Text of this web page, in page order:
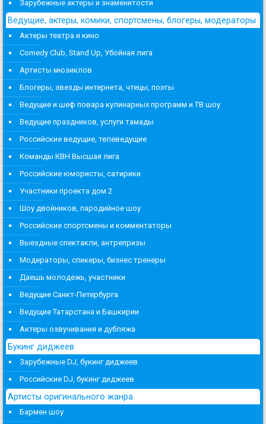
Зарубежные актеры и знаменитости
Ведущие, актеры, комики, спортсмены, блогеры, модераторы
Актеры театра и кино
Comedy Club, Stand Up, Убойная лига
Артисты мюзиклов
Блогеры, звезды интернета, чтецы, поэты
Ведущие и шеф повара кулинарных программ и ТВ шоу
Ведущие праздников, услуги тамады
Российские ведущие, телеведущие
Команды КВН Высшая лига
Российские юмористы, сатирики
Участники проекта дом 2
Шоу двойников, пародийное шоу
Российские спортсмены и комментаторы
Выездные спектакли, антрепризы
Модераторы, спикеры, бизнес тренеры
Даешь молодежь, участники
Ведущие Санкт-Петербурга
Ведущие Татарстана и Башкирии
Актеры озвучивания и дубляжа
Букинг диджеев
Зарубежные DJ, букинг диджеев
Российские DJ, букинг диджеев
Артисты оригинального жанра
Бармен шоу